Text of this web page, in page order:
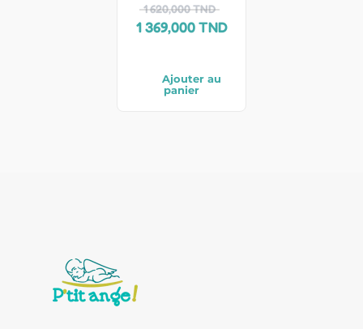
1 620,000TND
1 369,000TND
Ajouter au
panier